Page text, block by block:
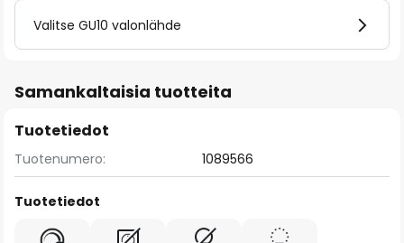
Valitse GU10 valonlähde
Samankaltaisia tuotteita
Tuotetiedot
Tuotenumero: 1089566
Tuotetiedot